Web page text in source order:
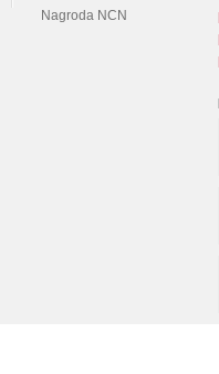
Nagroda NCN